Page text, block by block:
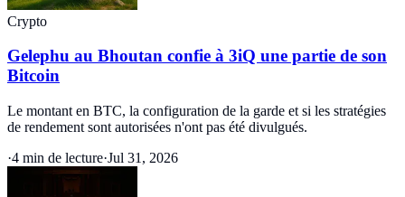
Crypto
Gelephu au Bhoutan confie à 3iQ une partie de son
Bitcoin
Le montant en BTC, la configuration de la garde et si les stratégies
de rendement sont autorisées n'ont pas été divulgués.
·4 min de lecture·Jul 31, 2026